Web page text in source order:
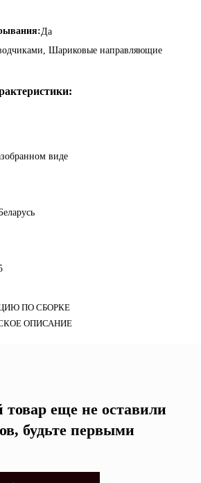
Да
Шариковые направляющие
виде
ПО СБОРКЕ
ОПИСАНИЕ
еще не оставили
будьте первыми